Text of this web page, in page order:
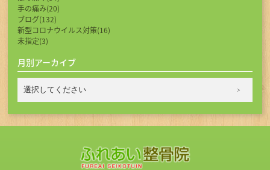
手の痛み(20)
ブログ(132)
新型コロナウイルス対策(16)
未指定(3)
月別アーカイブ